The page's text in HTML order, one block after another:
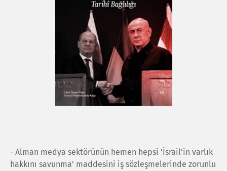
- Alman medya sektörünün hemen hepsi 'İsrail'in varlık
hakkını savunma' maddesini iş sözleşmelerinde zorunlu